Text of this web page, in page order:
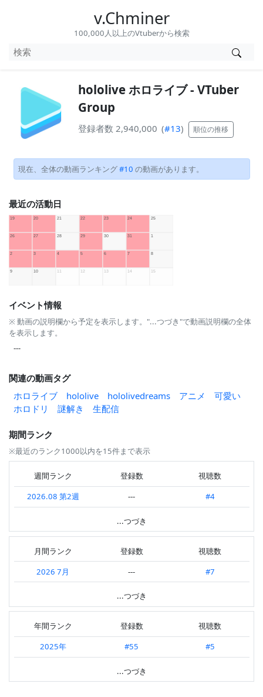
v.Chminer
100,000人以上のVtuberから検索
hololive ホロライブ - VTuber
Group
登録者数 2,940,000 (#13) 順位の推移
現在、全体の動画ランキング#10 の動画があります。
最近の活動日
イベント情報
※ 動画の説明欄から予定を表示します。"...つづき"で動画説明欄の全体
を表示します。
---
関連の動画タグ
ホロライブ
hololive hololivedreams アニメ
可愛い
ホロドリ
謎解き 生配信
期間ランク
※最近のランク1000以内を15件まで表示
週間ランク 登録数
視聴数
2026.08 第2週
---
#4
#24
2026.07 第4週
---
#11
2026.07 第3週
---
#6
2026.07 第2週
#28
2026.06 第4週
#9
2026.06 第3週
2026.06 第1週
---
#6
...つづき
月間ランク 登録数
視聴数
2026 7月
---
#7
#178
2026 5月
#142
#5
2026 4月
---
#9
2026 3月
---
...つづき
年間ランク 登録数
視聴数
2025年
#55
#5
#31
...つづき